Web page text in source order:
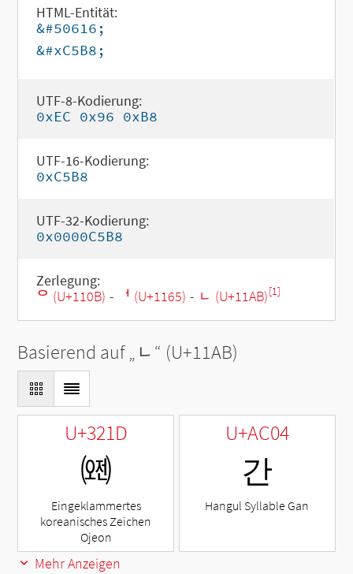
HTML-Entität:
&#50616;
&#xC5B8;
UTF-8-Kodierung:
0xEC 0x96 0xB8
UTF-16-Kodierung:
0xC5B8
UTF-32-Kodierung:
0x0000C5B8
Zerlegung:
ᄋ (U+110B) - ᅥ (U+1165) - ᆫ (U+11AB)[1]
Basierend auf „ ᆫ“ (U+11AB)
U+321D
㈝
Eingeklammertes
koreanisches Zeichen
Ojeon
U+AC04
간
Hangul Syllable Gan
Mehr Anzeigen